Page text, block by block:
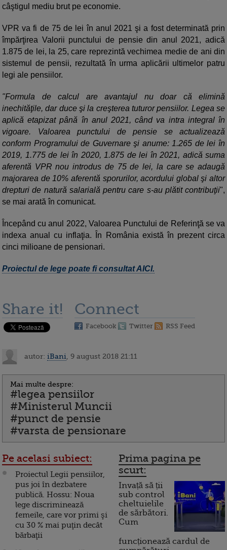
câştigul mediu brut pe economie.
VPR va fi de 75 de lei în anul 2021 şi a fost determinată prin
împărţirea Valorii punctului de pensie din anul 2021, adică
1.875 de lei, la 25, care reprezintă vechimea medie de ani din
sistemul de pensii, rezultată în urma aplicării ultimelor patru
legi ale pensiilor.
"Formula de calcul are avantajul nu doar că elimină
inechităţile, dar duce şi la creşterea tuturor pensiilor. Legea se
aplică etapizat până în anul 2021, când va intra integral în
vigoare. Valoarea punctului de pensie se actualizează
conform Programului de Guvernare şi anume: 1.265 de lei în
2019, 1.775 de lei în 2020, 1.875 de lei în 2021, adică suma
aferentă VPR nou introdus de 75 de lei, la care se adaugă
majorarea de 10% aferentă sporurilor, acordului global şi altor
drepturi de natură salarială pentru care s-au plătit contribuţii",
se mai arată în comunicat.
Începând cu anul 2022, Valoarea Punctului de Referinţă se va
indexa anual cu inflaţia. În România există în prezent circa
cinci milioane de pensionari.
Proiectul de lege poate fi consultat AICI.
Share it! Connect
Facebook Twitter RSS Feed
autor: iBani , 9 august 2018 21:11
Mai multe despre:
#legea pensiilor
#Ministerul Muncii
#punct de pensie
#varsta de pensionare
Pe acelasi subiect:
Proiectul Legii pensiilor,
pus joi în dezbatere
publică. Hossu: Noua
lege discriminează
femeile, care vor primi şi
cu 30 % mai puţin decât
bărbaţii
Prima pagina pe
scurt:
Invață să ții
sub control
cheltuielile
de sărbători.
Cum
funcționează cardul de